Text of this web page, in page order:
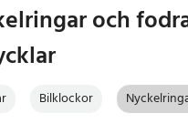
och
Bilklockor